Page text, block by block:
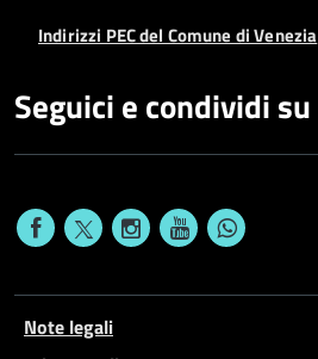
Indirizzi PEC del Comune di Venezia
Seguici e condividi su
Note legali